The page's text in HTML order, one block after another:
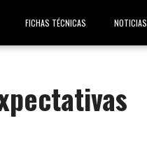
FICHAS TÉCNICAS NOTICIAS